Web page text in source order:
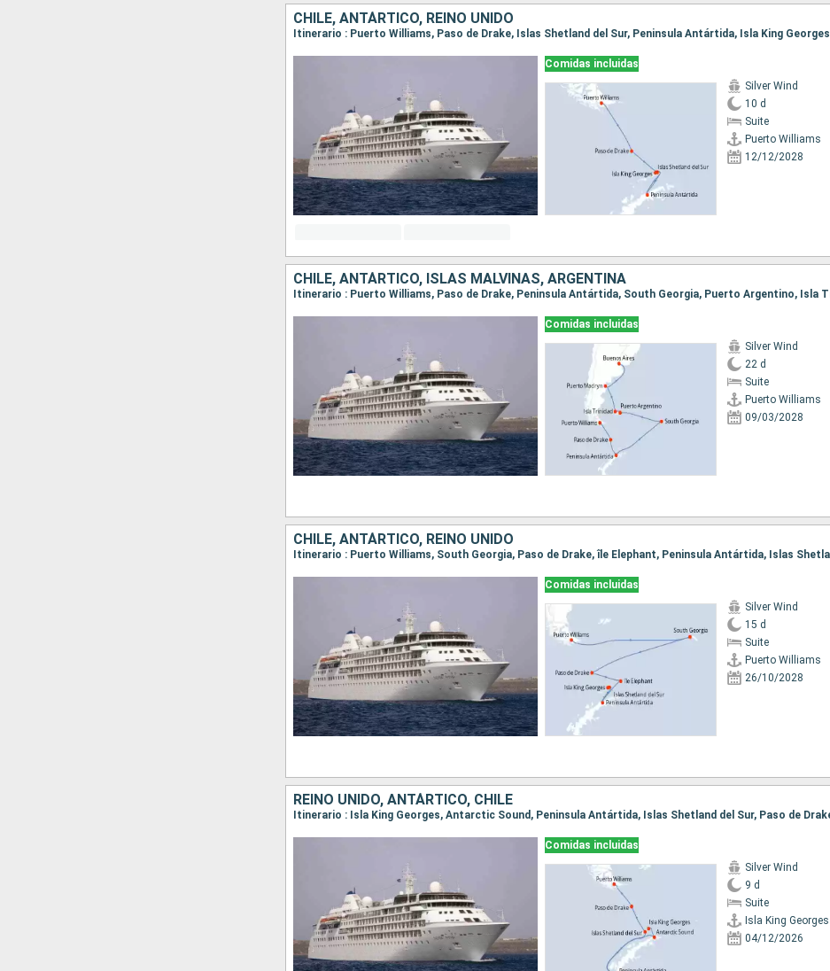
CHILE, ANTÁRTICO, REINO UNIDO
Itinerario : Puerto Williams, Paso de Drake, Islas Shetland del Sur, Peninsula Antártida, Isla King Georges
Comidas incluidas
Silver Wind
10 d
Suite
Puerto Williams
12/12/2028
CHILE, ANTÁRTICO, ISLAS MALVINAS, ARGENTINA
Comidas incluidas
Silver Wind
22 d
Suite
Puerto Williams
09/03/2028
CHILE, ANTÁRTICO, REINO UNIDO
Comidas incluidas
Silver Wind
15 d
Suite
Puerto Williams
26/10/2028
REINO UNIDO, ANTÁRTICO, CHILE
Comidas incluidas
Silver Wind
9 d
Suite
Isla King Georges
04/12/2026